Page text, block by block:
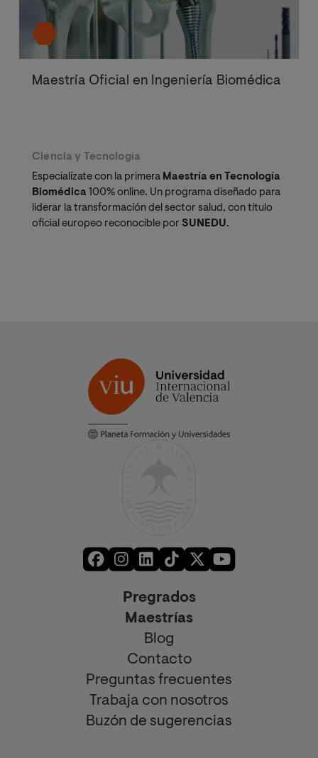
Maestría Oficial en Ingeniería Biomédica
Ciencia y Tecnología
Especialízate con la primera Maestría en Tecnología
Biomédica 100% online. Un programa diseñado para
liderar la transformación del sector salud, con título
oficial europeo reconocible por SUNEDU.
Pregrados
Maestrías
Blog
Contacto
Preguntas frecuentes
Trabaja con nosotros
Buzón de sugerencias